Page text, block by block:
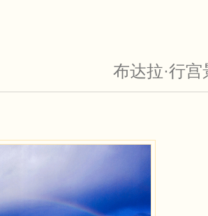
布达拉·行宫